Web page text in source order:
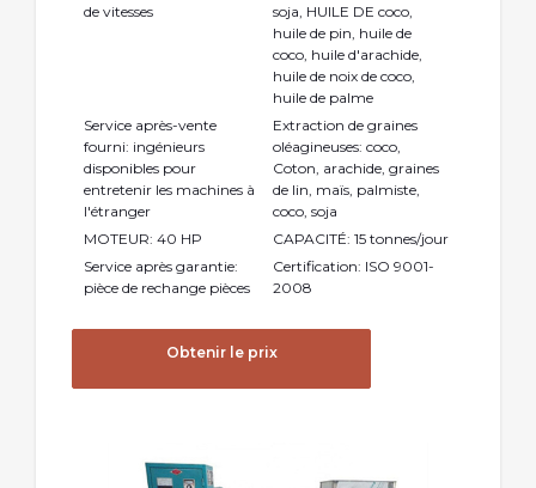
de vitesses
soja, HUILE DE coco,
huile de pin, huile de
coco, huile d'arachide,
huile de noix de coco,
huile de palme
Service après-vente
fourni: ingénieurs
disponibles pour
entretenir les machines à
l'étranger
Extraction de graines
oléagineuses: coco,
Coton, arachide, graines
de lin, maïs, palmiste,
coco, soja
MOTEUR: 40 HP
CAPACITÉ: 15 tonnes/jour
Service après garantie:
pièce de rechange pièces
Certification: ISO 9001-
2008
Obtenir le prix